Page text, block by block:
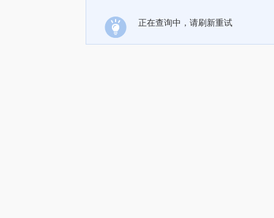
正在查询中，请刷新重试